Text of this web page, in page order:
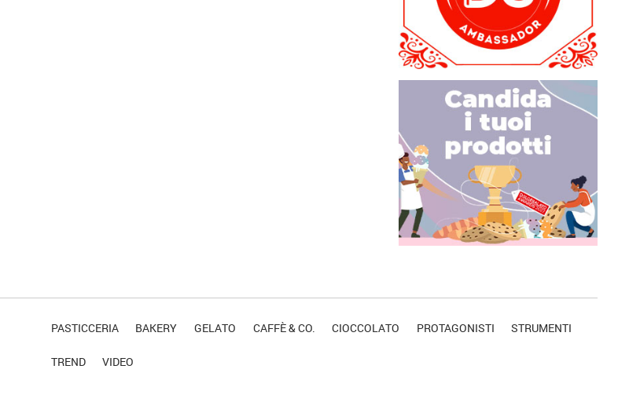
PASTICCERIA BAKERY GELATO CAFFÈ & CO. CIOCCOLATO PROTAGONISTI STRUMENTI
TREND VIDEO